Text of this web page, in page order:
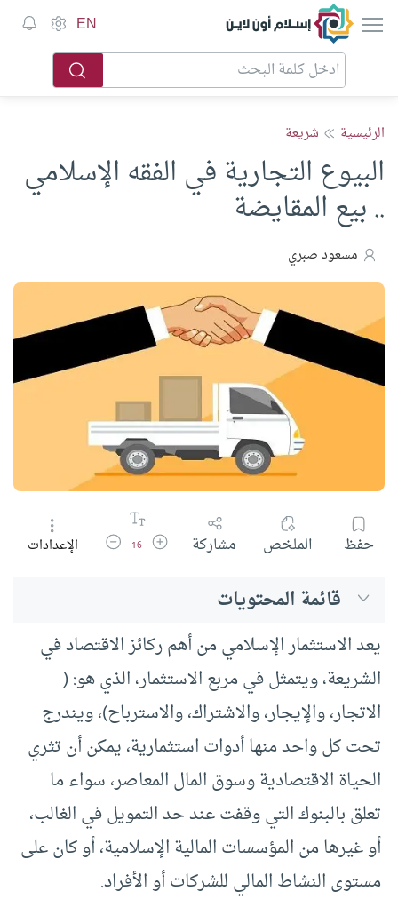
EN
الرئيسية شريعة
البيوع التجارية في الفقه الإسلامي
.. بيع المقايضة
مسعود صبري
حفظ الملخص مشاركة زيادة حجم الخط
16 تقليل حجم الخط
الإعدادات
قائمة المحتويات
يعد الاستثمار الإسلامي من أهم ركائز الاقتصاد في
الشريعة، ويتمثل في مربع الاستثمار، الذي هو: (
الاتجار، والإيجار، والاشتراك، والاسترباح)، ويندرج
تحت كل واحد منها أدوات استثمارية، يمكن أن تثري
الحياة الاقتصادية وسوق المال المعاصر، سواء ما
تعلق بالبنوك التي وقفت عند حد التمويل في الغالب،
أو غيرها من المؤسسات المالية الإسلامية، أو كان على
مستوى النشاط المالي للشركات أو الأفراد.